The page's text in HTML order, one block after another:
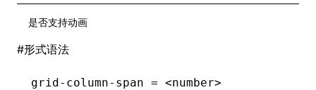
是否支持动画
#形式语法
grid-column-span = <number>